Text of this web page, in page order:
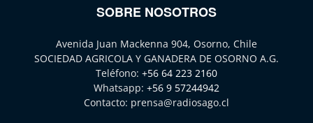
SOBRE NOSOTROS
Avenida Juan Mackenna 904, Osorno, Chile
SOCIEDAD AGRICOLA Y GANADERA DE OSORNO A.G.
Teléfono: +56 64 223 2160
Whatsapp: +56 9 57244942
Contacto: prensa@radiosago.cl